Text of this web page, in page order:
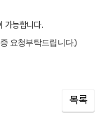
가능합니다.
요청부탁드립니다.)
목록